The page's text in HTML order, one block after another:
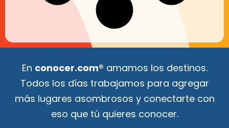
En conocer.com® amamos los destinos.
Todos los días trabajamos para agregar
más lugares asombrosos y conectarte con
eso que tú quieres conocer.